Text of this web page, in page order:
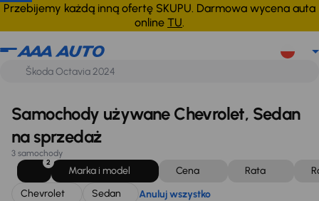
Przebijemy każdą inną ofertę SKUPU. Darmowa wycena auta
online TU.
Chevrolet Sedan Anuluj wszystko
Samochody używane Chevrolet, Sedan
na sprzedaż
3 samochody
2
Marka i model Cena Rata
Chevrolet
Sedan Anuluj wszystko